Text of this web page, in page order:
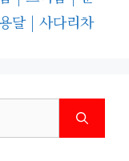
달 | 사다리차